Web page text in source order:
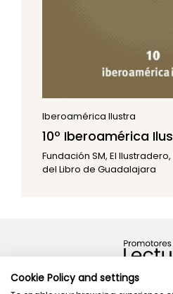
Iberoamérica Ilustra
10º Iberoamérica
Fundación SM, El
del Libro de Guadalajara
Cookie Policy and settings